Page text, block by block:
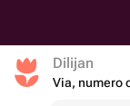
Dilijan
Via, numero